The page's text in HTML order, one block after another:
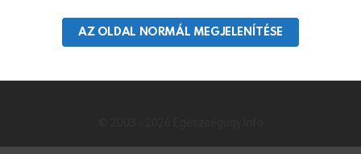
AZ OLDAL NORMÁL MEGJELENÍTÉSE